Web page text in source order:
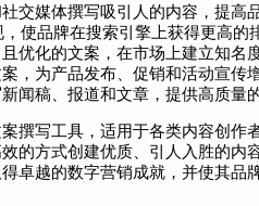
交媒体撰写吸引人的内容，提高
使品牌在搜索引擎上获得更高的
优化的文案，在市场上建立知名
，为产品发布、促销和活动宣传
闻稿、报道和文章，提供高质量的
撰写工具，适用于各类内容创作
的方式创建优质、引人入胜的内
卓越的数字营销成就，并使其品